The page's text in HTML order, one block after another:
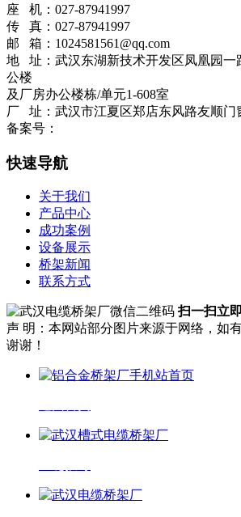
座 机：027-87941997
传 真：027-87941997
邮 箱：1024581561@qq.com
地 址：武汉东湖新技术开发区凤凰园一
公楼
及厂房办公楼栋/单元1-608室
厂 址：武汉市江夏区郑店东风路友顺门
备案号：
快速导航
关于我们
产品中心
成功案例
设备展示
桥架新闻
联系方式
扫一扫立
声 明：本网站部分图片来源于网络，如
谢谢！